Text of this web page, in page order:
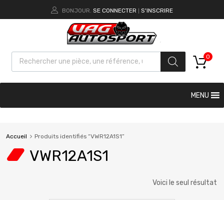
BONJOUR. SE CONNECTER S'INSCRIRE
0
MENU
Accueil Produits identifiés “VWR12A1S1”
VWR12A1S1
Voici le seul résultat